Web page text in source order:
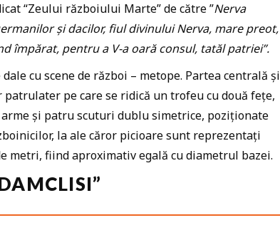
“Zeului războiului Marte” de către ”Nerva
și dacilor, fiul divinului Nerva, mare preot,
împărat, pentru a V-a oară consul, tatăl patriei”.
cu scene de război – metope. Partea centrală și
pe care se ridică un trofeu cu două fețe,
și patru scuturi dublu simetrice, poziționate
la ale căror picioare sunt reprezentați
metri, fiind aproximativ egală cu diametrul bazei.